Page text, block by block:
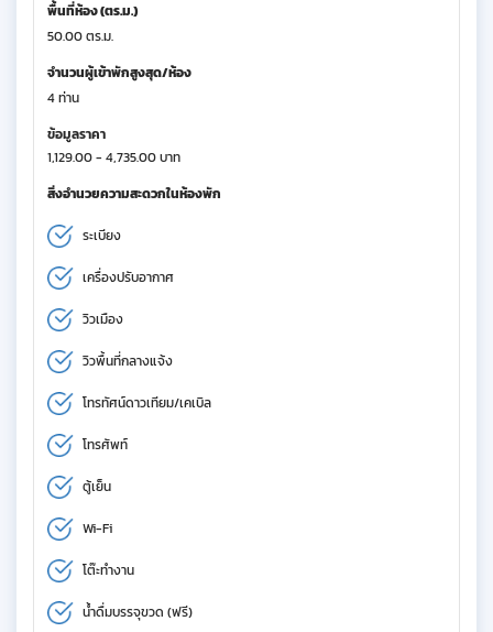
พื้นที่ห้อง (ตร.ม.)
50.00 ตร.ม.
จำนวนผู้เข้าพักสูงสุด/ห้อง
4 ท่าน
ข้อมูลราคา
1,129.00 - 4,735.00 บาท
สิ่งอำนวยความสะดวกในห้องพัก
ระเบียง
เครื่องปรับอากาศ
วิวเมือง
วิวพื้นที่กลางแจ้ง
โทรทัศน์ดาวเทียม/เคเบิล
โทรศัพท์
ตู้เย็น
Wi-Fi
โต๊ะทำงาน
น้ำดื่มบรรจุขวด (ฟรี)